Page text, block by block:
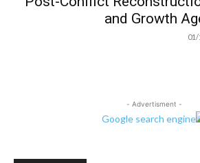
and Growth
- Advertisment -